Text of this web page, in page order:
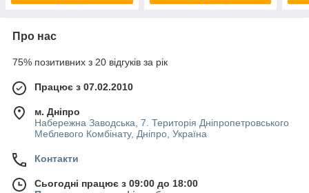
Про нас
75% позитивних з 20 відгуків за рік
Працює з 07.02.2010
м. Дніпро
Набережна Заводська, 7. Територія Дніпропетровського
Меблевого Комбінату, Дніпро, Україна
Контакти
Сьогодні працює з 09:00 до 18:00